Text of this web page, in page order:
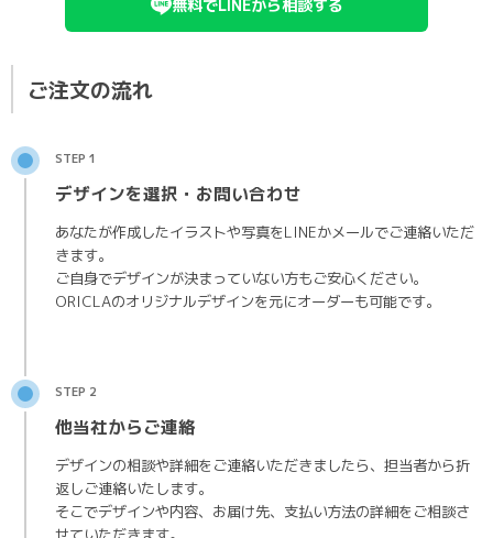
無料でLINEから相談する
ご注文の流れ
STEP 1
デザインを選択・お問い合わせ
あなたが作成したイラストや写真をLINEかメールでご連絡いただ
きます。
ご自身でデザインが決まっていない方もご安心ください。
ORICLAのオリジナルデザインを元にオーダーも可能です。
STEP 2
他当社からご連絡
デザインの相談や詳細をご連絡いただきましたら、担当者から折
返しご連絡いたします。
そこでデザインや内容、お届け先、支払い方法の詳細をご相談さ